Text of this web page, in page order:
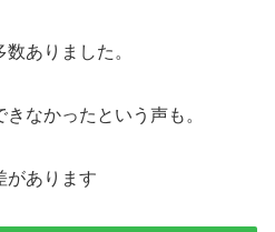
ありました。
なかったという声も。
があります